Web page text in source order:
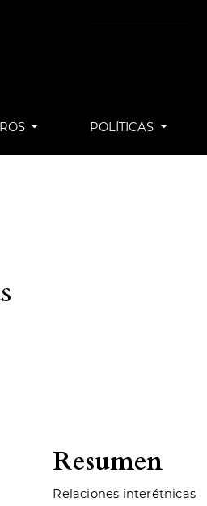
POLÍTICAS
Resumen
Relaciones interétnicas